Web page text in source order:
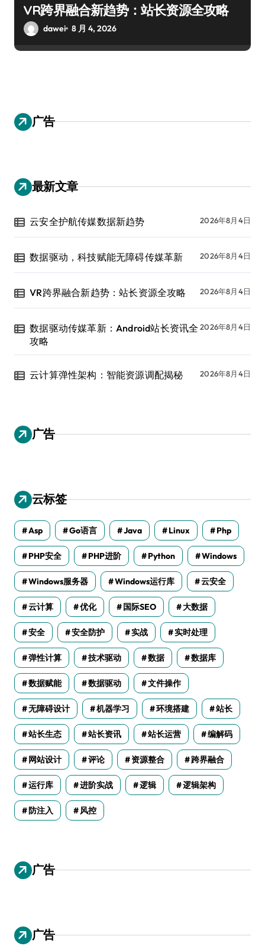
VR跨界融合新趋势：站长资源全攻略
dawei 8 月 4, 2026
广告
最新文章
云安全护航传媒数据新趋势 2026年8月4日
数据驱动，科技赋能无障碍传媒革新 2026年8月4日
VR跨界融合新趋势：站长资源全攻略 2026年8月4日
数据驱动传媒革新：Android站长资讯全
攻略
2026年8月4日
云计算弹性架构：智能资源调配揭秘 2026年8月4日
广告
云标签
Asp Go语言 Java Linux Php
PHP安全 PHP进阶 Python Windows
Windows服务器 Windows运行库 云安全
云计算 优化 国际SEO 大数据
安全 安全防护 实战 实时处理
弹性计算 技术驱动 数据 数据库
数据赋能 数据驱动 文件操作
无障碍设计 机器学习 环境搭建 站长
站长生态 站长资讯 站长运营 编解码
网站设计 评论 资源整合 跨界融合
运行库 进阶实战 逻辑 逻辑架构
防注入 风控
广告
广告